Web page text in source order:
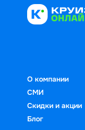
О компании
СМИ
Скидки и акции
Блог